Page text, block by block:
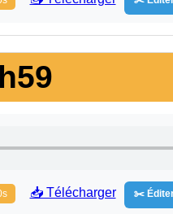
📥 Télécharger ✂️